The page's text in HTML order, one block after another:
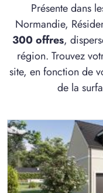
Présente dans
Normandie,
300 offres,
région. Trouvez
site, en fonction de
de la